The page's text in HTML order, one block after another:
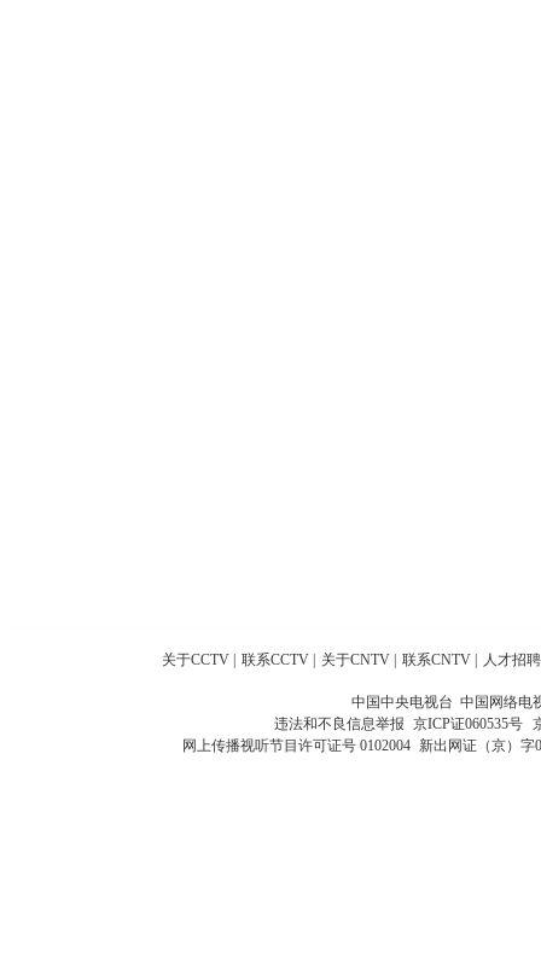
关于CCTV 联系CCTV 关于CNTV 联系CNTV 人才招聘
中国中央电视台 中国网络电
违法和不良信息举报 京ICP证060535号
网上传播视听节目许可证号 0102004 新出网证（京）